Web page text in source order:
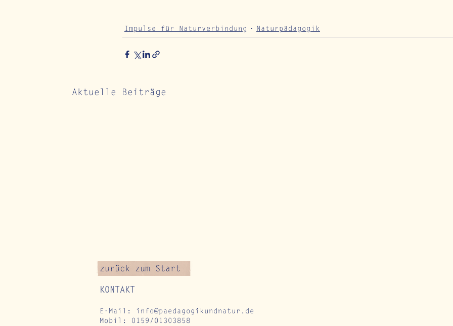
Impulse für Naturverbindung Naturpädagogik
Aktuelle Beiträge
zurück zum Start
KONTAKT
E-Mail:
info@paedagogikundnatur.de
Mobil: 0159/01303858